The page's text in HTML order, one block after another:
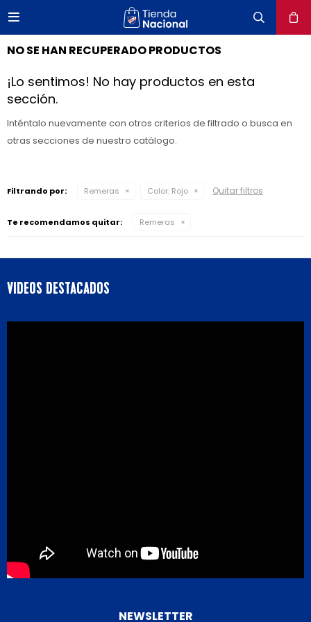

NO SE HAN RECUPERADO PRODUCTOS
¡Lo sentimos! No hay productos en esta
sección.
Inténtalo nuevamente con otros criterios de filtrado o busca en
otras secciones de nuestro catálogo.
Filtrando por: Remeras Color: Rojo Quitar filtros
Te recomendamos quitar: Remeras
VIDEOS DESTACADOS
NEWSLETTER
close